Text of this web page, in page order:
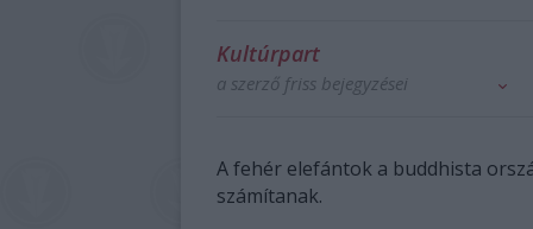
Kultúrpart
a szerző friss bejegyzései
A fehér elefántok a buddhista
számítanak.